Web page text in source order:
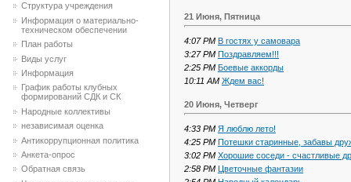
Структура учреждения
Информация о материально-
техническом обеспечении
План работы
Виды услуг
Информация
График работы клубных
формирований СДК и СК
Народные коллективы
независимая оценка
Антикоррупционная политика
Анкета-опрос
Обратная связь
21 Июня, Пятница
4:07 PM В гостях у самовара
3:27 PM Поздравляем!!!
2:25 PM Боевые аккорды
10:11 AM Ждем вас!
20 Июня, Четверг
4:33 PM Я люблю лето!
4:25 PM Потешки старинные, забавы
3:02 PM Хорошие соседи - счастливые
2:58 PM Цветочные фантазии